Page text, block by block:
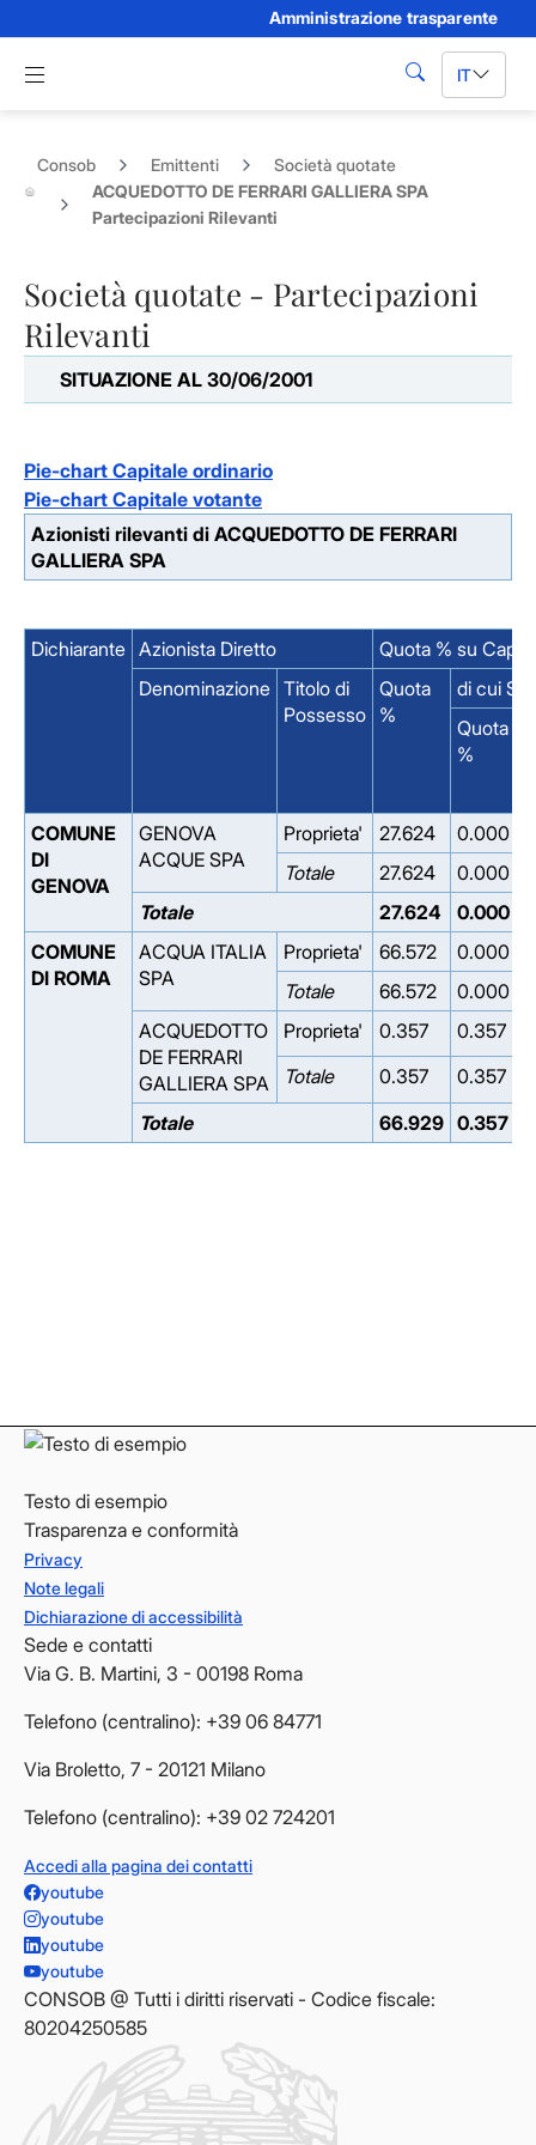
Amministrazione trasparente
Apri menu di navigazione
cerca IT
Consob Emittenti
Società quotate
ACQUEDOTTO DE FERRARI GALLIERA SPA
Partecipazioni Rilevanti
Società quotate - Partecipazioni
Rilevanti
SITUAZIONE AL 30/06/2001
Pie-chart Capitale ordinario
Pie-chart Capitale votante
Azionisti rilevanti di ACQUEDOTTO DE FERRARI
GALLIERA SPA
Dichiarante Azionista Diretto
Quota % su
Denominazione Titolo di
Possesso
Quota
%
di cui
Quota
%
COMUNE
DI
GENOVA
GENOVA
ACQUE SPA
Proprieta' 27.624
0.000
Totale
27.624
0.000
Totale
27.624
0.000
COMUNE
DI ROMA
ACQUA ITALIA
SPA
Proprieta' 66.572
0.000
Totale
66.572
0.000
ACQUEDOTTO
DE FERRARI
GALLIERA SPA
Proprieta' 0.357
0.357
Totale
0.357
0.357
Totale
66.929 0.357
Testo di esempio
Trasparenza e conformità
Privacy
Note legali
Dichiarazione di accessibilità
Sede e contatti
Via G. B. Martini, 3 - 00198 Roma
Telefono (centralino): +39 06 84771
Via Broletto, 7 - 20121 Milano
Telefono (centralino): +39 02 724201
Accedi alla pagina dei contatti
youtube
youtube
youtube
youtube
CONSOB @ Tutti i diritti riservati - Codice fiscale:
80204250585